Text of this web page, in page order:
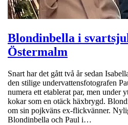
Blondinbella i
Östermalm
Snart har det gått två år sedan
den stilige undervattensfotografen
numera ett etablerat par, men under
kokar som en otäck häxbrygd.
om sin pojkväns ex-flickvänner.
Blondinbella och Paul i…